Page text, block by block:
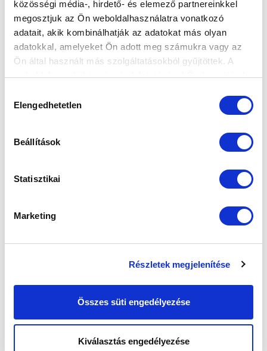
közösségi média-, hirdető- és elemező partnereinkkel
megosztjuk az Ön weboldalhasználatra vonatkozó
adatait, akik kombinálhatják az adatokat más olyan
adatokkal, amelyeket Ön adott meg számukra vagy az
Ön által használt más szolgáltatásokból gyűjtöttek. A
weboldalon való böngészés folytatásával Ön hozzájárul a
kiválasztása
Elengedhetetlen
Beállítások
Statisztikai
Marketing
Részletek megjelenítése
Összes süti engedélyezése
Kiválasztás engedélyezése
A LICENCET
Az MLSZ Elsőfokú Licencadó Bizottsága 2026.
április 24-i ülésén elbírálta a 2026/27. évi nemzetközi
ELHUNYT MÓRÉ IMRE 2026-04-24